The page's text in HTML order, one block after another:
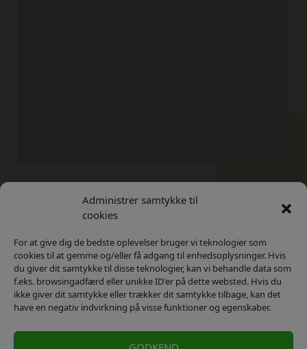
Administrer samtykke til
cookies
For at give dig de bedste oplevelser bruger vi teknologier som
cookies til at gemme og/eller få adgang til enhedsoplysninger. Hvis
du giver dit samtykke til disse teknologier, kan vi behandle data som
f.eks. browsingadfærd eller unikke ID'er på dette websted. Hvis du
ikke giver dit samtykke eller trækker dit samtykke tilbage, kan det
have en negativ indvirkning på visse funktioner og egenskaber.
Kontakt